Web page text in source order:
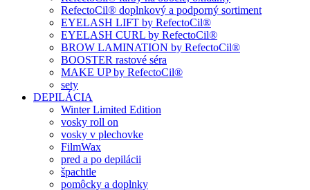
RefectoCil® doplnkový a podporný sortiment
EYELASH LIFT by RefectoCil®
EYELASH CURL by RefectoCil®
BROW LAMINATION by RefectoCil®
BOOSTER rastové séra
MAKE UP by RefectoCil®
sety
DEPILÁCIA
Winter Limited Edition
vosky roll on
vosky v plechovke
FilmWax
pred a po depilácii
špachtle
pomôcky a doplnky